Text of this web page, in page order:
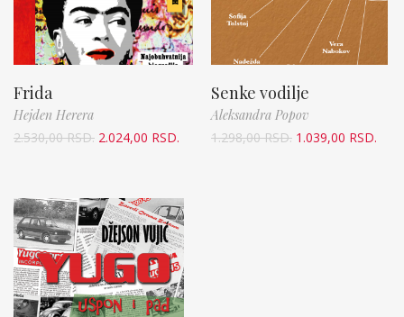
Frida
Hejden Herera
2.530,00RSD. 2.024,00 RSD.
Senke vodilje
Aleksandra Popov
1.298,00RSD. 1.039,00 RSD.